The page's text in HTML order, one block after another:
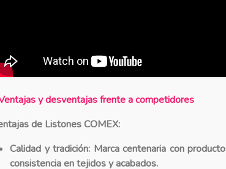
y desventajas frente a competidores
de Listones COMEX:
Calidad y tradición: Marca centenaria con
consistencia en tejidos y acabados.